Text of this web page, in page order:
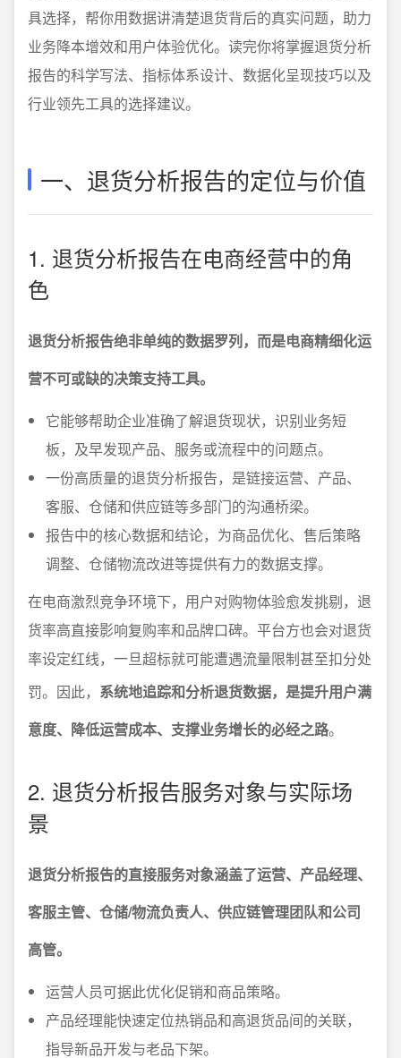
具选择，帮你用数据讲清楚退货背后的真实问题，助力
业务降本增效和用户体验优化。读完你将掌握退货分析
报告的科学写法、指标体系设计、数据化呈现技巧以及
行业领先工具的选择建议。
一、退货分析报告的定位与价值
1. 退货分析报告在电商经营中的角
色
退货分析报告绝非单纯的数据罗列，而是电商精细化运
营不可或缺的决策支持工具。
它能够帮助企业准确了解退货现状，识别业务短
板，及早发现产品、服务或流程中的问题点。
一份高质量的退货分析报告，是链接运营、产品、
客服、仓储和供应链等多部门的沟通桥梁。
报告中的核心数据和结论，为商品优化、售后策略
调整、仓储物流改进等提供有力的数据支撑。
在电商激烈竞争环境下，用户对购物体验愈发挑剔，退
货率高直接影响复购率和品牌口碑。平台方也会对退货
率设定红线，一旦超标就可能遭遇流量限制甚至扣分处
罚。因此， 系统地追踪和分析退货数据，是提升用户满
意度、降低运营成本、支撑业务增长的必经之路。
2. 退货分析报告服务对象与实际场
景
退货分析报告的直接服务对象涵盖了运营、产品经理、
客服主管、仓储/物流负责人、供应链管理团队和公司
高管。
运营人员可据此优化促销和商品策略。
产品经理能快速定位热销品和高退货品间的关联，
指导新品开发与老品下架。